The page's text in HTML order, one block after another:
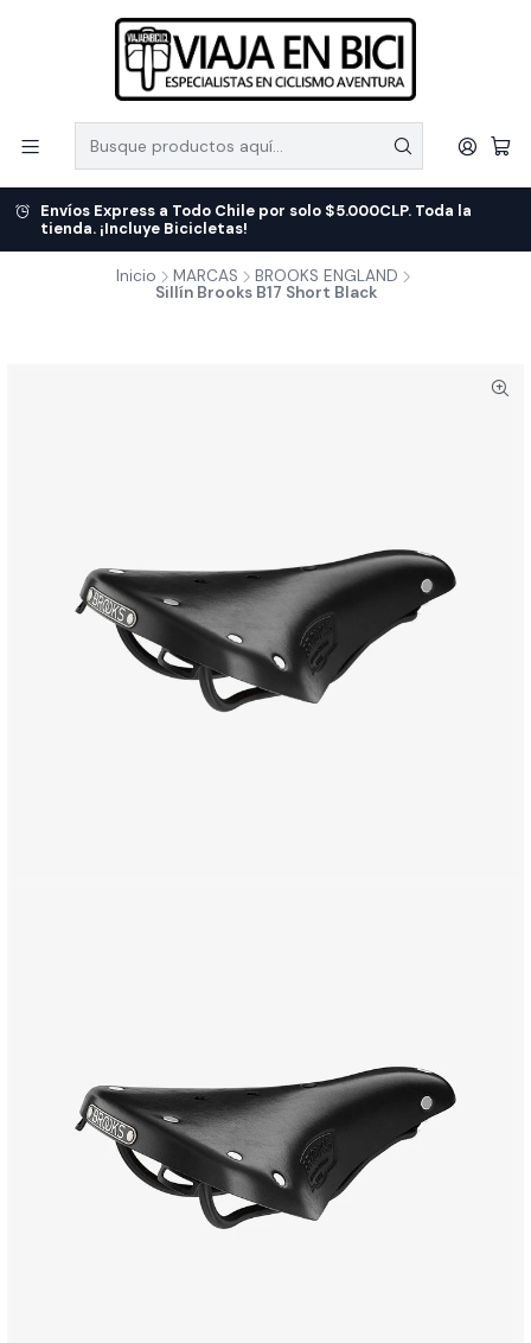
Envíos Express a Todo Chile por solo $5.000CLP. Toda la
tienda. ¡Incluye Bicicletas!
Inicio MARCAS
BROOKS ENGLAND
Sillín Brooks B17 Short Black